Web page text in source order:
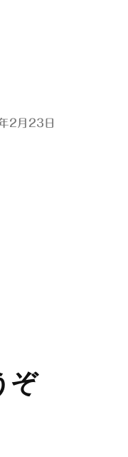
2月23日
ぞ